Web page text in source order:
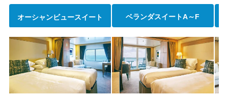
オーシャンビュースイート ベランダスイートA～F